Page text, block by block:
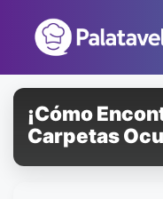
conteúdo
¡Cómo
Carpetas